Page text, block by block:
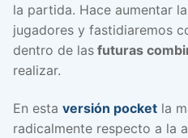
la partida. Hace aumentar
jugadores y fastidiaremos
dentro de las futuras
realizar.
En esta versión pocket la
radicalmente respecto a la